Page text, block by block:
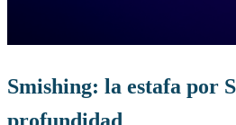
Smishing: la estafa por